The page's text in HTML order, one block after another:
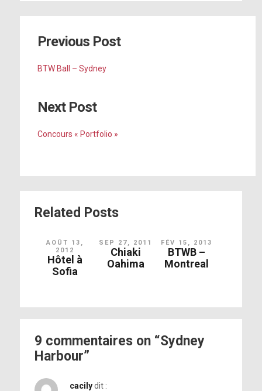
Previous Post
BTW Ball – Sydney
Next Post
Concours « Portfolio »
Related Posts
AOÛT 13,
2012
Hôtel à
Sofia
SEP 27, 2011
Chiaki
Oahima
FÉV 15, 2013
BTWB –
Montreal
9 commentaires on “Sydney
Harbour”
cacily dit :